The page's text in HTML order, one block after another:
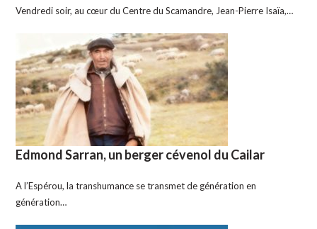
Vendredi soir, au cœur du Centre du Scamandre, Jean-Pierre Isaïa,…
Edmond Sarran, un berger cévenol du Cailar
A l’Espérou, la transhumance se transmet de génération en
génération…